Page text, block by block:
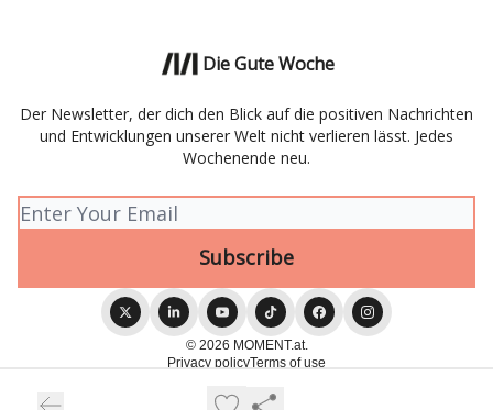
Die Gute Woche
Der Newsletter, der dich den Blick auf die positiven Nachrichten
und Entwicklungen unserer Welt nicht verlieren lässt. Jedes
Wochenende neu.
© 2026 MOMENT.at.
Privacy policyTerms of use
Powered by beehiiv